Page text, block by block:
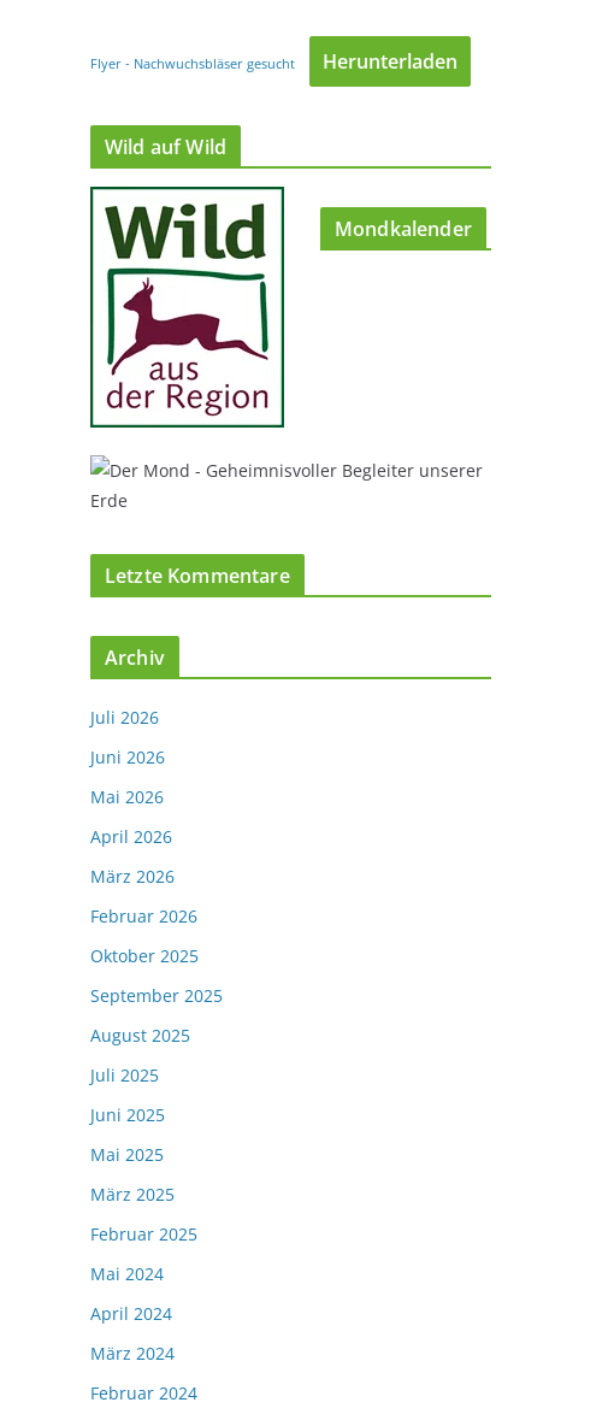
Flyer - Nachwuchsbläser gesucht Herunterladen
Wild auf Wild
Mondkalender
Letzte Kommentare
Archiv
Juli 2026
Juni 2026
Mai 2026
April 2026
März 2026
Februar 2026
Oktober 2025
September 2025
August 2025
Juli 2025
Juni 2025
Mai 2025
März 2025
Februar 2025
Mai 2024
April 2024
März 2024
Februar 2024